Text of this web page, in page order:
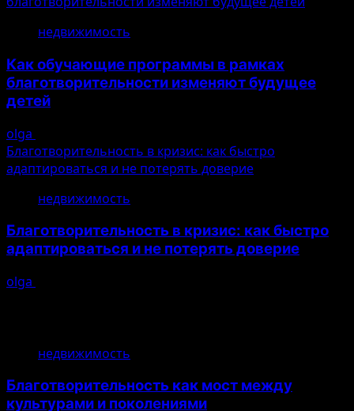
недвижимость
Как обучающие программы в рамках
благотворительности изменяют будущее
детей
olga
Благотворительность в кризис: как быстро
адаптироваться и не потерять доверие
недвижимость
Благотворительность в кризис: как быстро
адаптироваться и не потерять доверие
olga
недвижимость
Благотворительность как мост между
культурами и поколениями